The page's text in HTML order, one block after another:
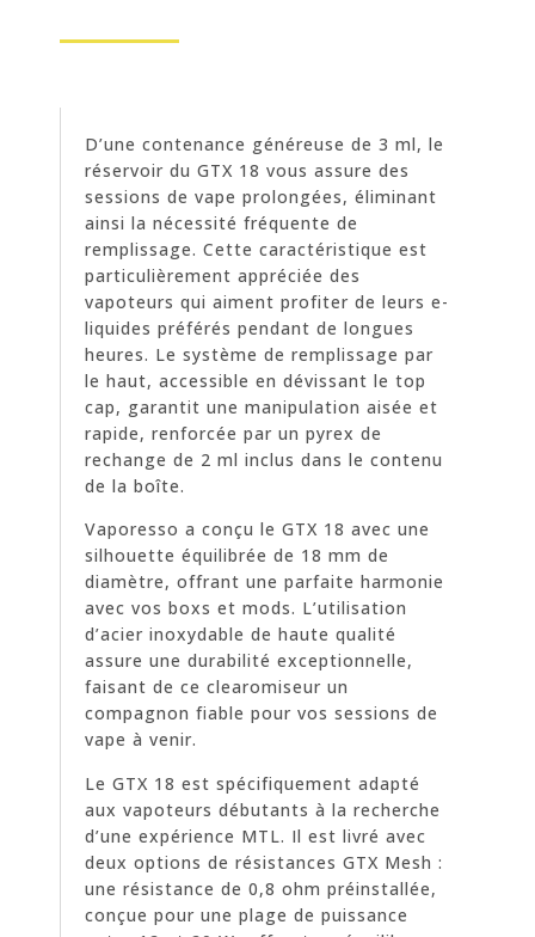
D’une contenance généreuse de 3 ml, le
réservoir du GTX 18 vous assure des
sessions de vape prolongées, éliminant
ainsi la nécessité fréquente de
remplissage. Cette caractéristique est
particulièrement appréciée des
vapoteurs qui aiment profiter de leurs e-
liquides préférés pendant de longues
heures. Le système de remplissage par
le haut, accessible en dévissant le top
cap, garantit une manipulation aisée et
rapide, renforcée par un pyrex de
rechange de 2 ml inclus dans le contenu
de la boîte.
Vaporesso a conçu le GTX 18 avec une
silhouette équilibrée de 18 mm de
diamètre, offrant une parfaite harmonie
avec vos boxs et mods. L’utilisation
d’acier inoxydable de haute qualité
assure une durabilité exceptionnelle,
faisant de ce clearomiseur un
compagnon fiable pour vos sessions de
vape à venir.
Le GTX 18 est spécifiquement adapté
aux vapoteurs débutants à la recherche
d’une expérience MTL. Il est livré avec
deux options de résistances GTX Mesh :
une résistance de 0,8 ohm préinstallée,
conçue pour une plage de puissance